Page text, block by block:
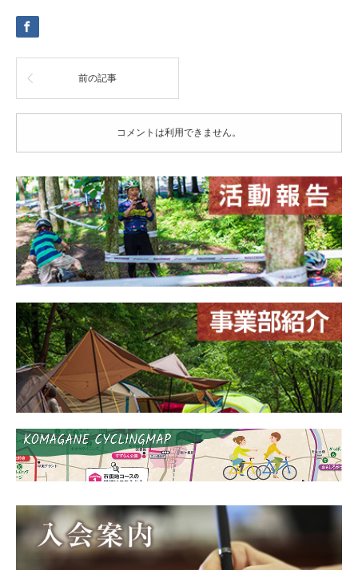
は
前の記事
コメントは利用できません。